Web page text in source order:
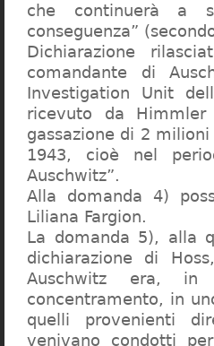
che continuerà a
conseguenza”
Dichiarazione
comandante di
Investigation Unit
ricevuto da
gassazione di 2
1943, cioè nel
Auschwitz”.
Alla domanda 4)
Liliana Fargion.
La domanda 5), alla
dichiarazione di
Auschwitz era,
concentramento, in
quelli provenienti
venivano condotti